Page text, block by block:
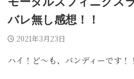
バレ無し感想！！
2021年3月23日
ハイ！ど～も、バンディーです！！